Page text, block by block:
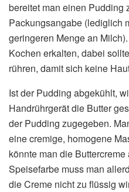
bereitet man einen Pudding
Packungsangabe (lediglich
geringeren Menge an
Kochen erkalten, dabei
rühren, damit sich keine
Ist der Pudding abgekühlt,
Handrührgerät die Butter
der Pudding zugegeben.
eine cremige, homogene
könnte man die
Speisefarbe muss man
die Creme nicht zu flüssig